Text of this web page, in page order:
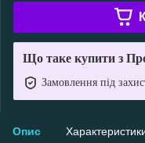
Що таке купити з
Замовлення під
Опис